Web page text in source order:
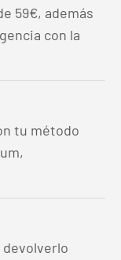
59€, además
con la
tu método